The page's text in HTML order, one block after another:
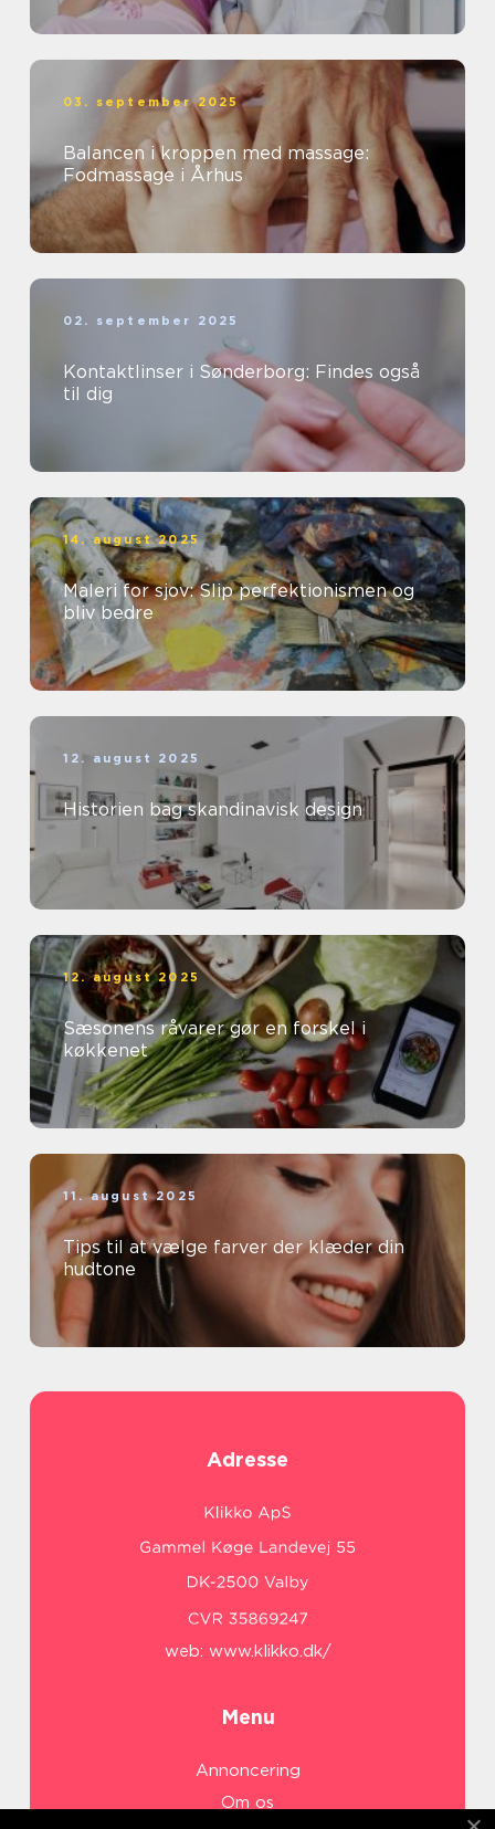
03. september 2025
Balancen i kroppen med massage:
Fodmassage i Århus
02. september 2025
Kontaktlinser i Sønderborg: Findes også
til dig
14. august 2025
Maleri for sjov: Slip perfektionismen og
bliv bedre
12. august 2025
Historien bag skandinavisk design
12. august 2025
Sæsonens råvarer gør en forskel i
køkkenet
11. august 2025
Tips til at vælge farver der klæder din
hudtone
Adresse
web: www.klikko.dk/
Menu
Annoncering
Om os